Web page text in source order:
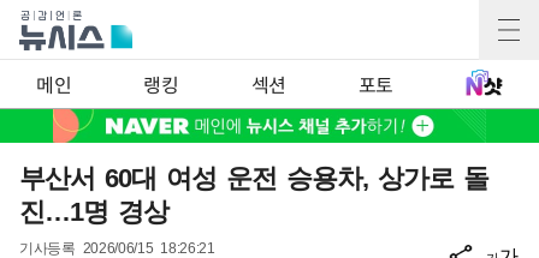
메인 랭킹 섹션 포토
부산서 60대 여성 운전 승용차, 상가로 돌
진…1명 경상
기사등록 2026/06/15 18:26:21